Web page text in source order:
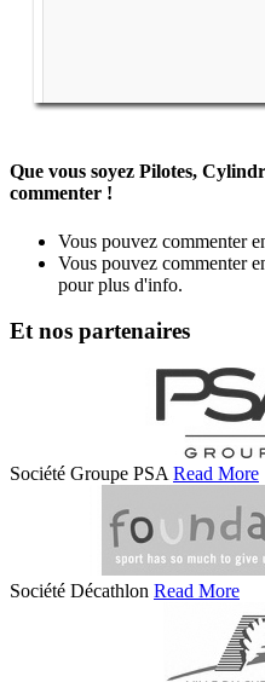
Que vous soyez Pilotes,
commenter !
Vous pouvez commenter
Vous pouvez commenter
pour plus d'info.
Et nos partenaires
Société Groupe PSA Read More
Société Décathlon Read More